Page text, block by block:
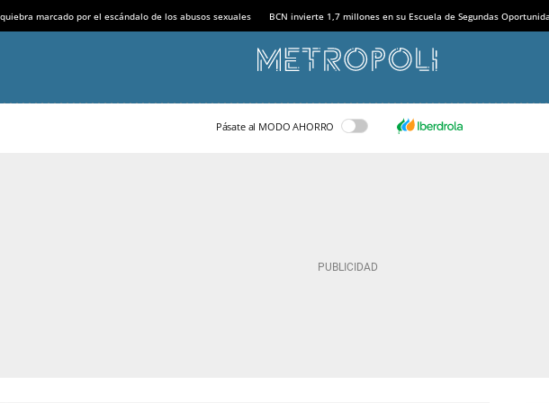
quiebra marcado por el escándalo de los abusos sexuales BCN invierte 1,7 millones en su Escuela de Segundas
Pásate al MODO AHORRO